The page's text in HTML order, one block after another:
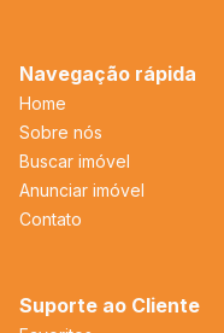
Navegação rápida
Home
Sobre nós
Buscar imóvel
Anunciar imóvel
Contato
Suporte ao Cliente